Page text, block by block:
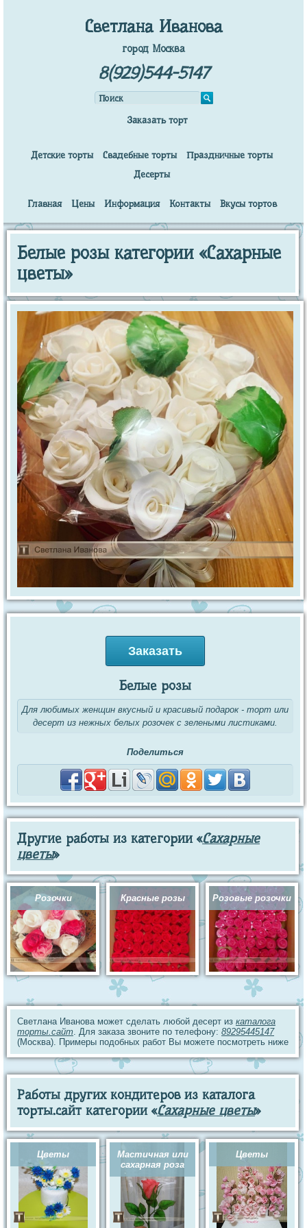
Светлана Иванова
город Москва
8(929)544-5147
Заказать торт
Детские торты Свадебные торты
Праздничные торты
Десерты
Главная Цены Информация Контакты Вкусы тортов
Белые розы категории «Сахарные
цветы»
Заказать
Белые розы
Для любимых женщин вкусный и красивый подарок - торт или
десерт из нежных белых розочек с зелеными листиками.
Поделиться
Другие работы из категории «Сахарные
цветы»
Розочки Красные розы Розовые розочки
Светлана Иванова может сделать любой десерт из каталога
торты.сайт. Для заказа звоните по телефону: 89295445147
(Москва). Примеры подобных работ Вы можете посмотреть ниже
Работы других кондитеров из каталога
торты.сайт категории «Сахарные цветы»
Цветы
Мастичная или
сахарная роза
Цветы